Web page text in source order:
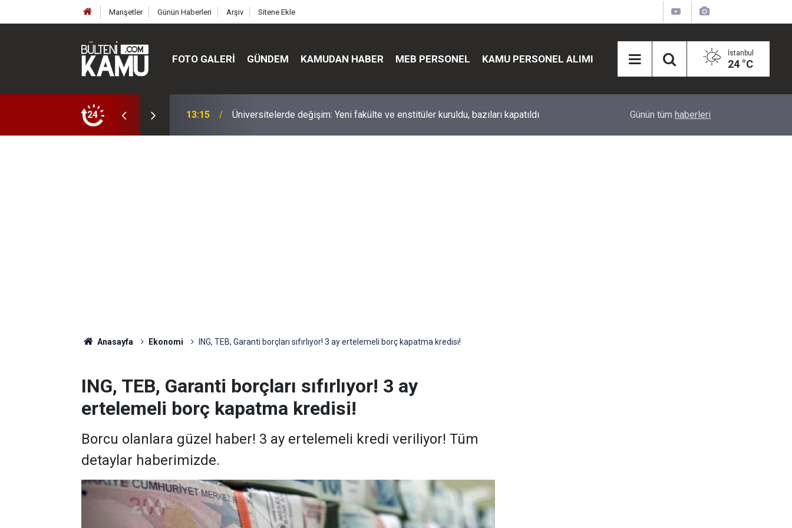
Manşetler Günün Haberleri Arşiv Sitene Ekle
FOTO GALERI GÜNDEM KAMUDAN HABER MEB PERSONEL KAMU PERSONEL ALIMI İstanbul
24 °C
24
ve enstitüler kuruldu, bazıları kapatıldı 13:00 MEB’de üst düzey değişim: Genel müdürler değişti, yeni isimler atandı Eğiti Bir Sen'den Kadınlar İçin Olay Teklif:
Günün tüm haberleri
Anasayfa Ekonomi ING, TEB, Garanti borçları sıfırlıyor! 3 ay ertelemeli borç kapatma kredisi!
ING, TEB, Garanti borçları sıfırlıyor! 3 ay
ertelemeli borç kapatma kredisi!
Borcu olanlara güzel haber! 3 ay ertelemeli kredi veriliyor! Tüm
detaylar haberimizde.